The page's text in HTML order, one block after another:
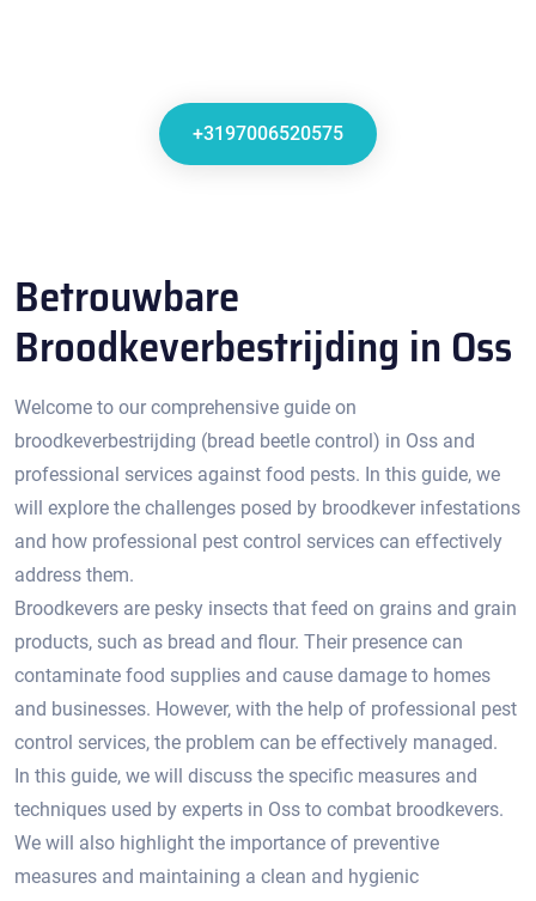
+3197006520575
Betrouwbare
Broodkeverbestrijding in Oss
Welcome to our comprehensive guide on
broodkeverbestrijding (bread beetle control) in Oss and
professional services against food pests. In this guide, we
will explore the challenges posed by broodkever infestations
and how professional pest control services can effectively
address them.
Broodkevers are pesky insects that feed on grains and grain
products, such as bread and flour.​ Their presence can
contaminate food supplies and cause damage to homes
and businesses.​ However, with the help of professional pest
control services, the problem can be effectively managed.​
In this guide, we will discuss the specific measures and
techniques used by experts in Oss to combat broodkevers.​
We will also highlight the importance of preventive
measures and maintaining a clean and hygienic